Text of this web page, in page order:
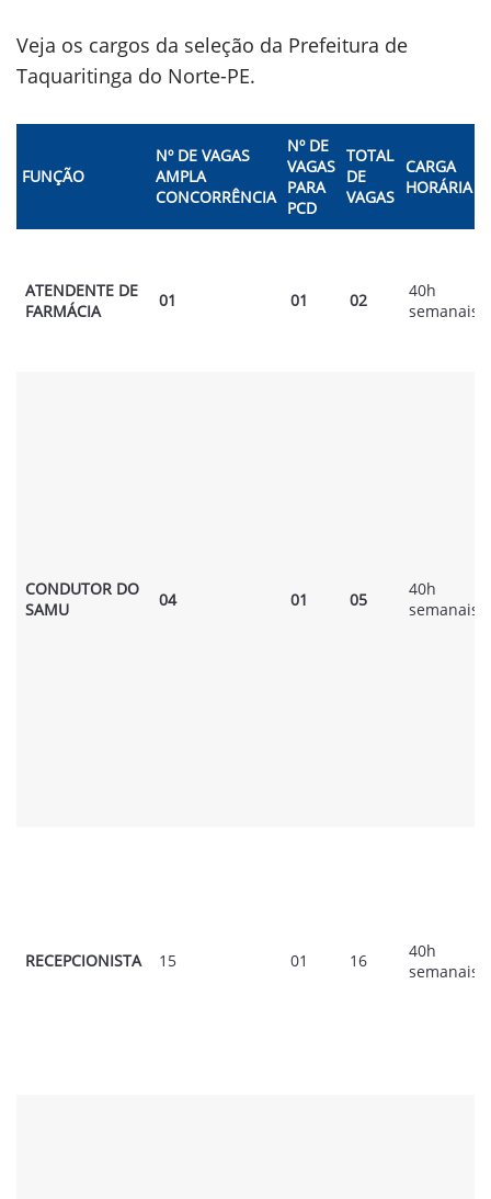
Veja os cargos da seleção da Prefeitura de
Taquaritinga do Norte-PE.
FUNÇÃO
Nº DE VAGAS
AMPLA
CONCORRÊNCIA
Nº DE
VAGAS
PARA
PCD
TOTAL
DE
VAGAS
CARGA
HORÁRIA
ATENDENTE DE
FARMÁCIA
01 01 02
40h
semanais
CONDUTOR DO
SAMU
04 01 05
40h
semanais
RECEPCIONISTA 15 01 16
40h
semanais